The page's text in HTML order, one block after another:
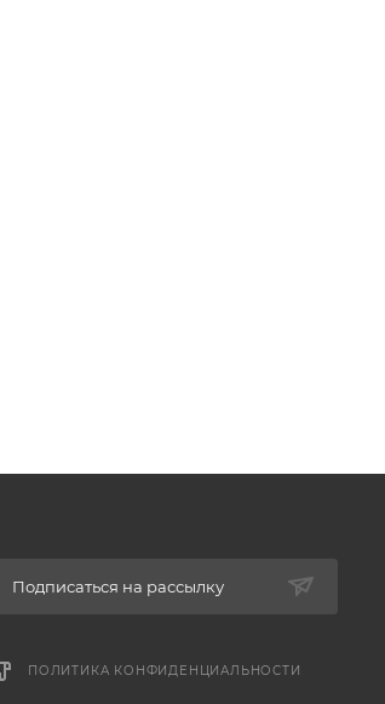
Подписаться на рассылку
ПОЛИТИКА КОНФИДЕНЦИАЛЬНОСТИ